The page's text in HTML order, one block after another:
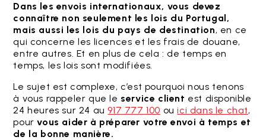
Dans les envois internationaux, vous devez
connaître non seulement les lois du Portugal,
mais aussi les lois du pays de destination, en ce
qui concerne les licences et les frais de douane,
entre autres. Et en plus de cela : de temps en
temps, les lois sont modifiées.
Le sujet est complexe, c’est pourquoi nous tenons
à vous rappeler que le service client est disponible
24 heures sur 24 au917 777 100 ouici dans le chat,
pourvous aider à préparer votre envoi à temps et
de la bonne manière.